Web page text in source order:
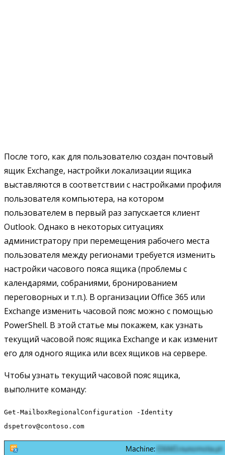
После того, как для пользователю создан почтовый
ящик Exchange, настройки локализации ящика
выставляются в соответствии с настройками профиля
пользователя компьютера, на котором
пользователем в первый раз запускается клиент
Outlook. Однако в некоторых ситуациях
администратору при перемещения рабочего места
пользователя между регионами требуется изменить
настройки часового пояса ящика (проблемы с
календарями, собраниями, бронированием
переговорных и т.п.). В организации Office 365 или
Exchange изменить часовой пояс можно с помощью
PowerShell. В этой статье мы покажем, как узнать
текущий часовой пояс ящика Exchange и как изменит
его для одного ящика или всех ящиков на сервере.
Чтобы узнать текущий часовой пояс ящика,
выполните команду:
Get-MailboxRegionalConfiguration -Identity
dspetrov@contoso.com